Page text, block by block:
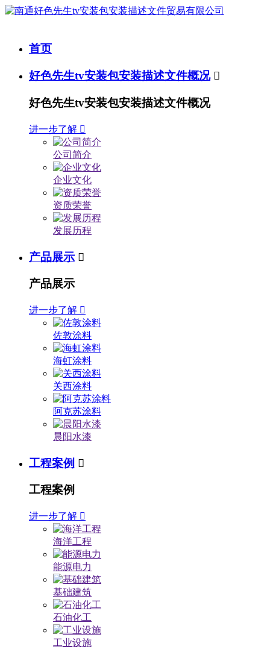
首页
好色先生tv安装包安装描述文件概况 
好色先生tv安装包安装描述文件概况
进一步了解 
公司简介
企业文化
资质荣誉
发展历程
产品展示 
产品展示
进一步了解 
佐敦涂料
海虹涂料
关西涂料
阿克苏涂料
晨阳水漆
工程案例 
工程案例
进一步了解 
海洋工程
能源电力
基础建筑
石油化工
工业设施